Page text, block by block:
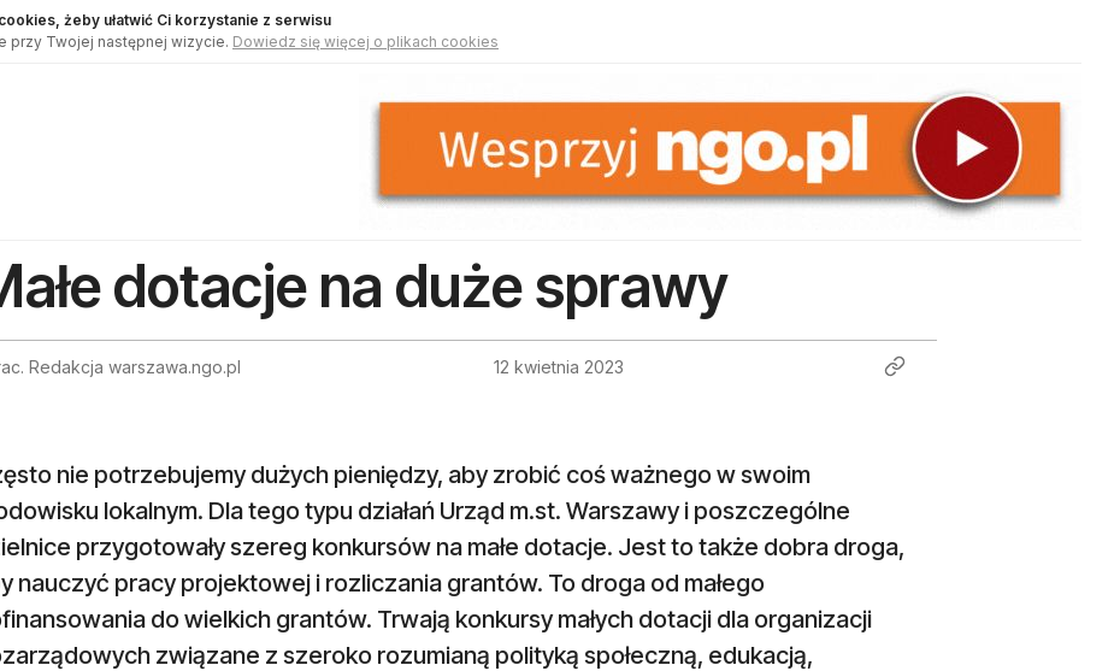
żeby ułatwić Ci korzystanie z serwisu
przy Twojej następnej wizycie. Dowiedz się więcej o plikach cookies
dotacje na duże sprawy
Redakcja warszawa.ngo.pl 12 kwietnia 2023
nie potrzebujemy dużych pieniędzy, aby zrobić coś ważnego w swoim
lokalnym. Dla tego typu działań Urząd m.st. Warszawy i poszczególne
przygotowały szereg konkursów na małe dotacje. Jest to także dobra droga,
nauczyć pracy projektowej i rozliczania grantów. To droga od małego
do wielkich grantów. Trwają konkursy małych dotacji dla organizacji
związane z szeroko rozumianą polityką społeczną, edukacją,